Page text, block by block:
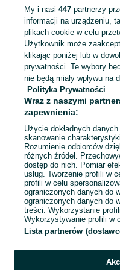
KATEGORIA
Mapa kategorii
Mapa miejscowości
Mapa ministron
Popularne wyszukiwania
My i nasi 447partnerzy
informacji na urządzeniu,
plikach cookie w celu
Użytkownik może
klikając poniżej lub w
prywatności. Te wybory
nie będą miały wpływu na
Polityka Prywatności
Wraz z naszymi
zapewnienia:
Użycie dokładnych
skanowanie
Rozumienie odbiorców
różnych źródeł.
dostęp do nich. Pomiar
usług. Tworzenie profili w
profili w celu
ograniczonych danych do
ograniczonych danych do
treści. Wykorzystanie
Wykorzystywanie profili w
Lista partnerów